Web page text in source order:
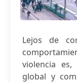
Lejos de
violencia
global y